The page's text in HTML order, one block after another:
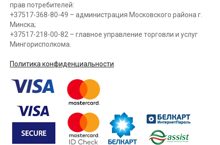
прав потребителей:
+37517-368-80-49 – администрация Московского района г.
Минска;
+37517-218-00-82 – главное управление торговли и услуг
Мингорисполкома.
Политика конфиденциальности